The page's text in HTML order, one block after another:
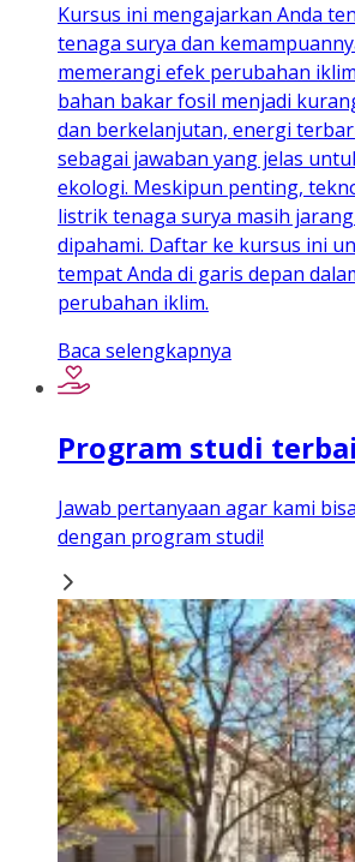
Kursus ini mengajarkan Anda
tenaga surya dan
memerangi efek perubahan
bahan bakar fosil menjadi
dan berkelanjutan, energi
sebagai jawaban yang jelas
ekologi. Meskipun penting,
listrik tenaga surya masih
dipahami. Daftar ke kursus ini
tempat Anda di garis depan
perubahan iklim.
Baca selengkapnya
Program studi
Jawab pertanyaan agar kami
dengan program studi!